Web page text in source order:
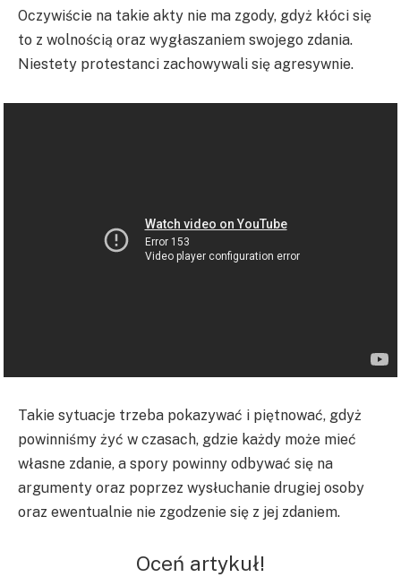
Oczywiście na takie akty nie ma zgody, gdyż kłóci się
to z wolnością oraz wygłaszaniem swojego zdania.
Niestety protestanci zachowywali się agresywnie.
Takie sytuacje trzeba pokazywać i piętnować, gdyż
powinniśmy żyć w czasach, gdzie każdy może mieć
własne zdanie, a spory powinny odbywać się na
argumenty oraz poprzez wysłuchanie drugiej osoby
oraz ewentualnie nie zgodzenie się z jej zdaniem.
Oceń artykuł!